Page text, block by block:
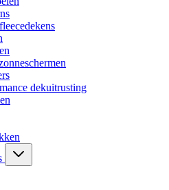
dekuitrusting